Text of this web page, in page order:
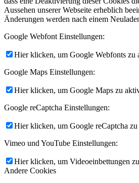
Aussehen unserer Webseite erheblich
Änderungen werden nach einem
Google Webfont Einstellungen:
Hier klicken, um Google Webfonts zu
Google Maps Einstellungen:
Hier klicken, um Google Maps zu
Google reCaptcha Einstellungen:
Hier klicken, um Google reCaptcha
Vimeo und YouTube Einstellungen:
Hier klicken, um Videoeinbettungen
Andere Cookies